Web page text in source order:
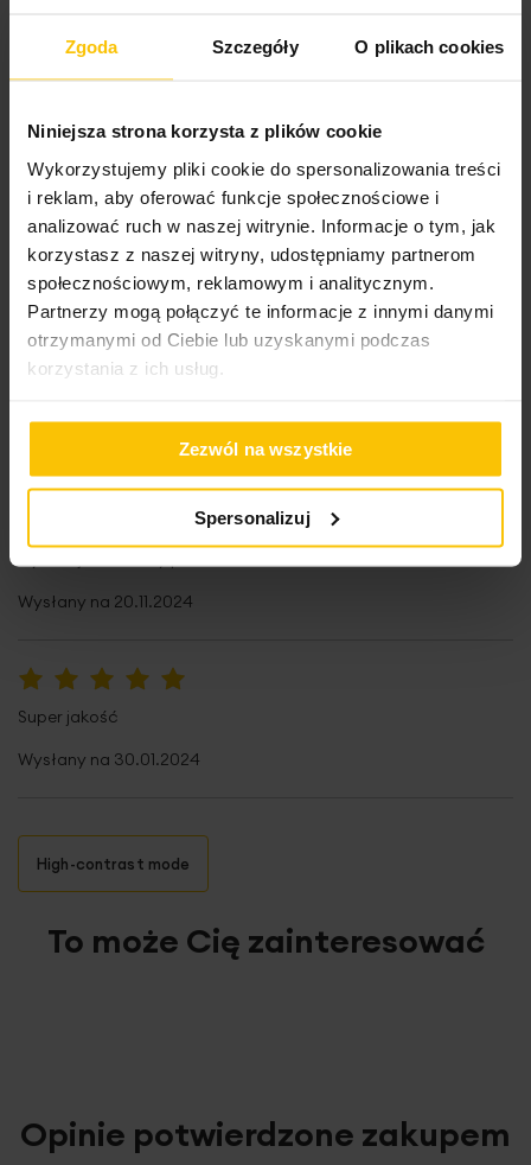
Zgoda Szczegóły O plikach cookies
Niniejsza strona korzysta z plików cookie
Wykorzystujemy pliki cookie do spersonalizowania treści
i reklam, aby oferować funkcje społecznościowe i
analizować ruch w naszej witrynie. Informacje o tym, jak
korzystasz z naszej witryny, udostępniamy partnerom
społecznościowym, reklamowym i analitycznym.
Partnerzy mogą połączyć te informacje z innymi danymi
otrzymanymi od Ciebie lub uzyskanymi podczas
korzystania z ich usług.
Zezwól na wszystkie
Spersonalizuj
Wysłany na27.02.2025
Polecam produkt wysokiej jakości obsługa na najwyższym
poziomie
Wysłany na01.02.2025
100%
Kołdra extra
100%
Bardzo przytulna i cieplutka kołderką. Jest całoroczna, ale
jeszcze nie sprawdziłam jej latem :-) Widać że jest to
Wysłany na 20.11.2024
Super jakość
Wysłany na 30.01.2024
High-contrast mode
To może Cię zainteresować
Opinie potwierdzone zakupem